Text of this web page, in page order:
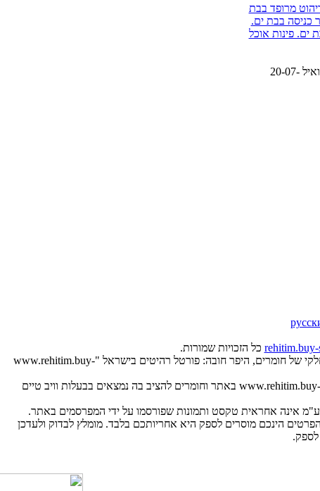
מרופד בבת
כניסה בבת ים.
ים. פינות אוכל
צפיות הואיל 20-07-
כל הזכויות שמורות.
בשעה שימוש מלא או חלקי של חומרים, היפר חובה: פורטל רהיטים בישראל "www.rehitim.buy-
כל הזכויות על www.rehitim.buy-sell.co.il באתר וחומרים להציב בה נמצאים בבעלות וויב טיים
הינכם מוסרים לספק היא אחריותכם בלבד. מומלץ לבדוק ולעדכן
לספק.